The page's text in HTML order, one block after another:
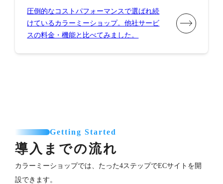
圧倒的なコストパフォーマンスで選ばれ続
けているカラーミーショップ。他社サービ
スの料金・機能と比べてみました。
Getting Started
導入までの流れ
カラーミーショップでは、たった4ステップでECサイトを開
設できます。